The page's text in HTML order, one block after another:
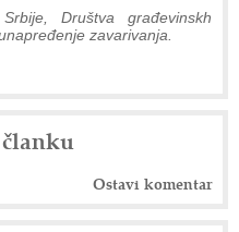
Društva građevinskh
zavarivanja.
Ostavi komentar